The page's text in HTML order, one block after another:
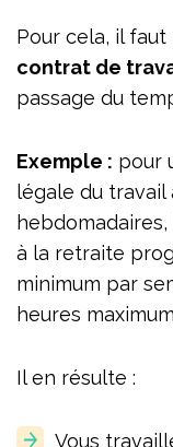
Pour cela, il
contrat de
passage du
Exemple : pour
légale du
à la retraite
minimum par
heures
Il en résulte :
Vous